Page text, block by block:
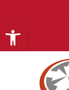
Abrir barra de